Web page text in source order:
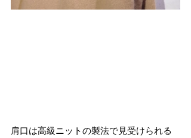
肩口は高級ニットの製法で見受けられる